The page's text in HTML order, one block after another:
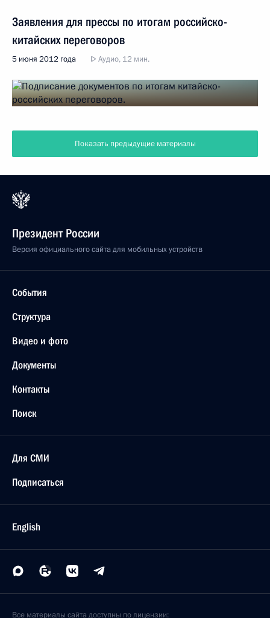
Заявления для прессы по итогам российско-
китайских переговоров
5 июня 2012 года Аудио, 12 мин.
Показать предыдущие материалы
Президент России
Версия официального сайта для мобильных устройств
События
Структура
Видео и фото
Документы
Контакты
Поиск
Для СМИ
Подписаться
English
Все материалы сайта доступны по лицензии: